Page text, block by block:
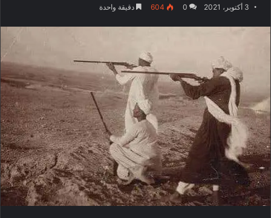
3 أكتوبر، 2021 0
604 دقيقة واحدة